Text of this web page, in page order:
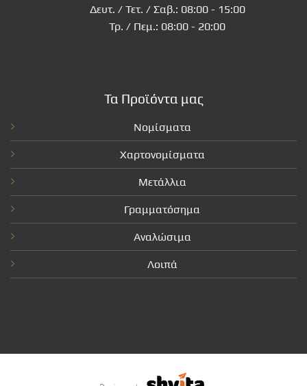
Δευτ. / Τετ. / Σαβ.: 08:00 - 15:00
Τρ. / Πεμ.: 08:00 - 20:00
Τα Προϊόντα μας
Νομίσματα
Χαρτονομίσματα
Μετάλλια
Γραμματόσημα
Αναλώσιμα
Λοιπά